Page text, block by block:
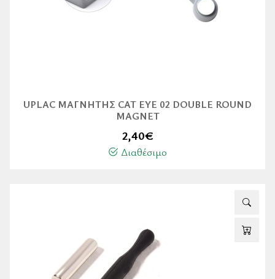
UPLAC ΜΑΓΝΉΤΗΣ CAT EYE 02 DOUBLE ROUND
MAGNET
2,40€
Διαθέσιμο